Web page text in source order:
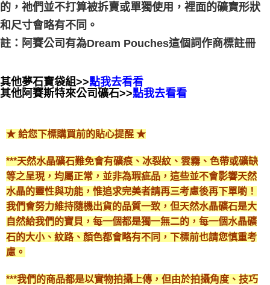
的，祂們並不打算被拆賣或單獨使用，裡面的礦寶形狀
和尺寸會略有不同。
註：阿賽公司有為Dream Pouches這個詞作商標註冊
其他夢石寶袋組>>點我去看看
其他阿賽斯特來公司礦石>>點我去看看
★ 給您下標購買前的貼心提醒 ★
***天然水晶礦石難免會有礦痕、冰裂紋、雲霧、色帶或礦缺
等之呈現，均屬正常，並非為瑕疵品，這些並不會影響天然
水晶的靈性與功能，惟追求完美者請再三考慮後再下單喲！
我們會努力維持隨機出貨的品質一致，但天然水晶礦石是大
自然給我們的寶貝，每一個都是獨一無二的，每一個水晶礦
石的大小、紋路、顏色都會略有不同，下標前也請您慎重考
慮。
***我們的商品都是以實物拍攝上傳，但由於拍攝角度、技巧